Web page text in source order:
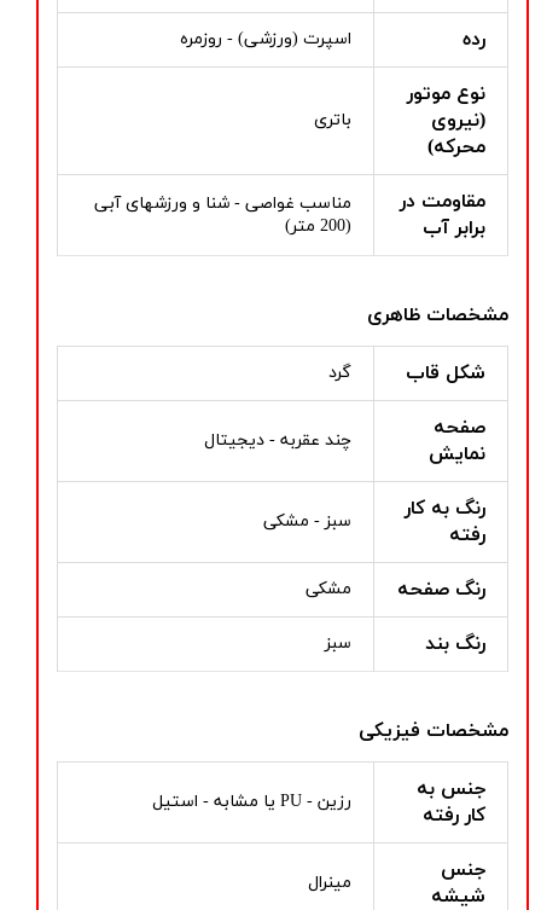
رده اسپرت (ورزشی) - روزمره
نوع موتور
(نیروی
محرکه)
باتری
مقاومت در
برابر آب
مناسب غواصی - شنا و ورزشهای آبی
(200 متر)
مشخصات ظاهری
شکل قاب گرد
صفحه
نمایش
چند عقربه - دیجیتال
رنگ به کار
رفته
سبز - مشکی
رنگ صفحه مشکی
رنگ بند سبز
مشخصات فیزیکی
جنس به
کار رفته
رزین - PU یا مشابه - استیل
جنس
شیشه
مینرال